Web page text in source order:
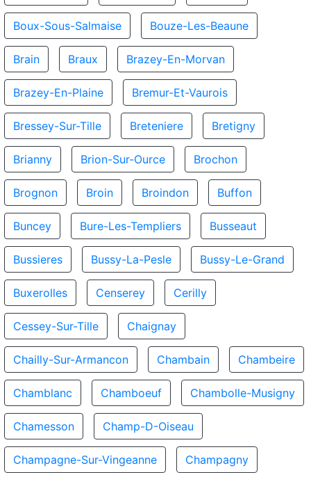
Boux-Sous-Salmaise Bouze-Les-Beaune
Brain Braux Brazey-En-Morvan
Brazey-En-Plaine Bremur-Et-Vaurois
Bressey-Sur-Tille Breteniere Bretigny
Brianny Brion-Sur-Ource Brochon
Brognon Broin Broindon Buffon
Buncey Bure-Les-Templiers Busseaut
Bussieres Bussy-La-Pesle Bussy-Le-Grand
Buxerolles Censerey Cerilly
Cessey-Sur-Tille Chaignay
Chailly-Sur-Armancon Chambain Chambeire
Chamblanc Chamboeuf Chambolle-Musigny
Chamesson Champ-D-Oiseau
Champagne-Sur-Vingeanne Champagny